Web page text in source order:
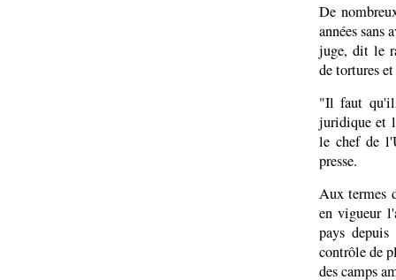
De
années sans
juge, dit le
de tortures
"Il faut
juridique et
le chef de
presse.
Aux termes
en vigueur
pays
contrôle de
des camps